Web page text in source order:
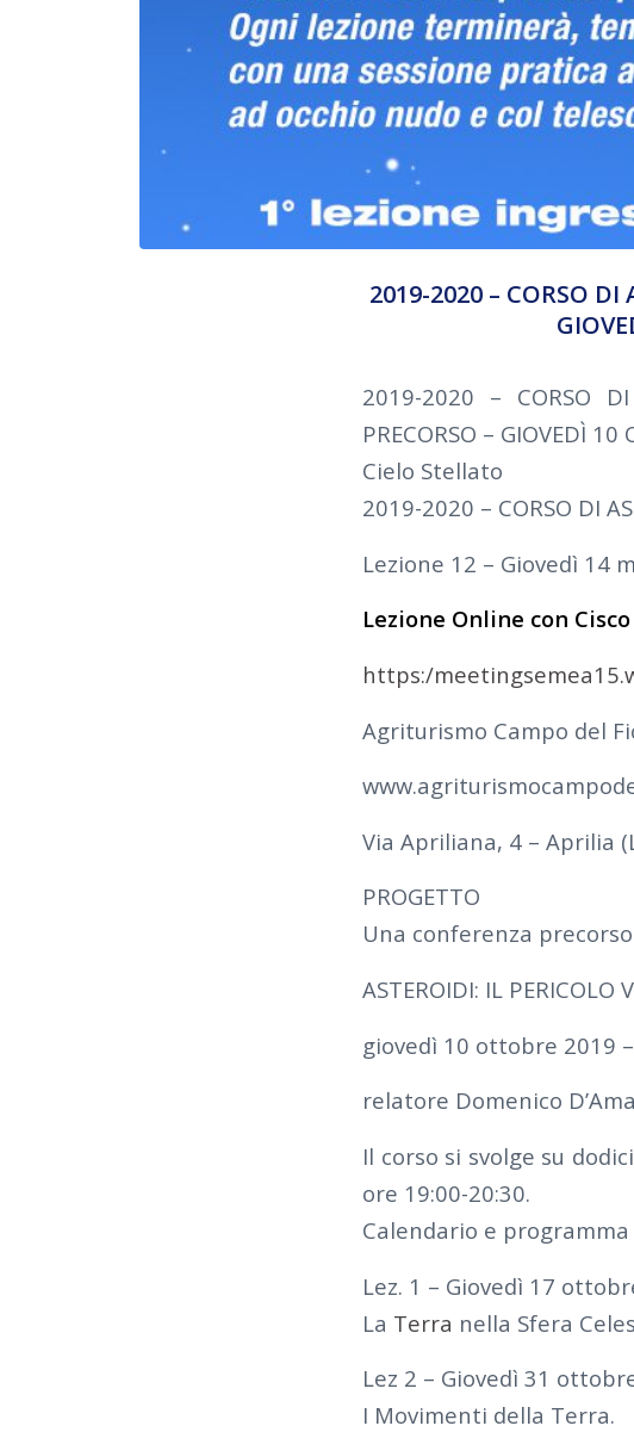
2019-2020 – CORSO DI
2019-2020 – CORSO
PRECORSO – GIOVEDÌ
Cielo Stellato
2019-2020 – CORSO DI
Lezione 12 – Giovedì 14
Lezione Online con
https:/
Agriturismo Campo del
Via Apriliana, 4 – Aprilia
PROGETTO
Una conferenza
ASTEROIDI: IL PERICOLO
giovedì 10 ottobre 2019
relatore Domenico
Il corso si svolge su
ore 19:00-20:30.
Calendario e
Lez. 1 – Giovedì 17
La Terra nella Sfera
Lez 2 – Giovedì 31
I Movimenti della Terra.